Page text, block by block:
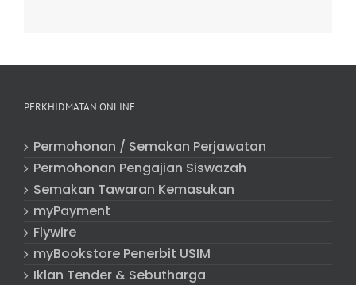
PERKHIDMATAN ONLINE
Permohonan / Semakan Perjawatan
Permohonan Pengajian Siswazah
Semakan Tawaran Kemasukan
myPayment
Flywire
myBookstore Penerbit USIM
Iklan Tender & Sebutharga